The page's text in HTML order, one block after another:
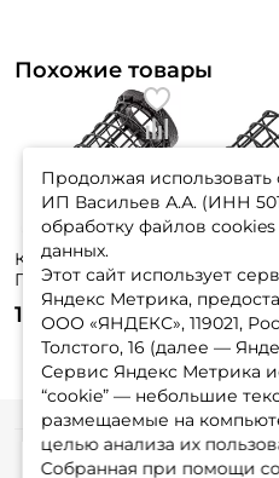
Похожие товары
Кормушка Rig
Пуля Колодец С
МЯГКИМ
ОТВОДОМ
БОЛЬШАЯ 45 гр
(1шт.)
150 ₽
Пуля
ЖЕСТКИМ
20 гр (1шт.)
135 ₽
Продолжая использовать
ИП Васильев А.А. (ИНН
обработку файлов cookies
данных.
Этот сайт использует
Яндекс Метрика,
ООО «ЯНДЕКС», 119021,
Толстого, 16 (далее —
Сервис Яндекс Метрика
“cookie” — небольшие
размещаемые на
целью анализа их
Собранная при помощи